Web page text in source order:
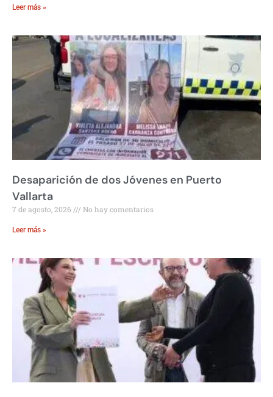
Leer más »
Desaparición de dos Jóvenes en Puerto
Vallarta
7 de agosto, 2026 No hay comentarios
Leer más »